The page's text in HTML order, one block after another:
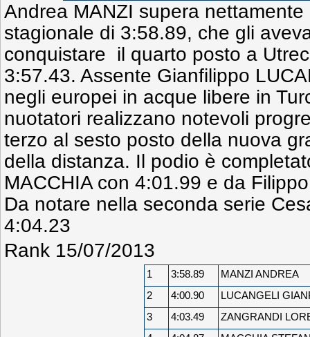
Andrea MANZI supera nettamente
stagionale di 3:58.89, che gli
conquistare il quarto posto a
3:57.43. Assente Gianfilippo
negli europei in acque libere in
nuotatori realizzano notevoli
terzo al sesto posto della nuova
della distanza. Il podio è
MACCHIA con 4:01.99 e da
Da notare nella seconda serie
4:04.23
Rank 15/07/2013
1 3:58.89
MANZI ANDREA
2
4:00.90
LUCANGELI
3
4:03.49
ZANGRANDI